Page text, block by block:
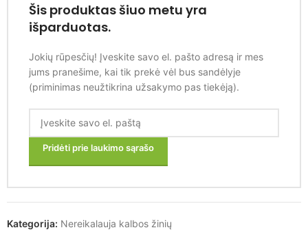
Šis produktas šiuo metu yra
išparduotas.
Jokių rūpesčių! Įveskite savo el. pašto adresą ir mes
jums pranešime, kai tik prekė vėl bus sandėlyje
(priminimas neužtikrina užsakymo pas tiekėją).
Pridėti prie laukimo sąrašo
Kategorija: Nereikalauja kalbos žinių